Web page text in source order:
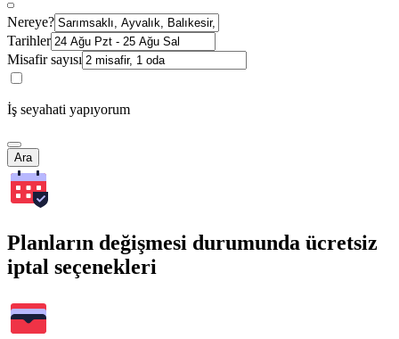
Nereye?
Tarihler
Misafir sayısı
İş seyahati yapıyorum
Ara
Planların değişmesi durumunda ücretsiz
iptal seçenekleri